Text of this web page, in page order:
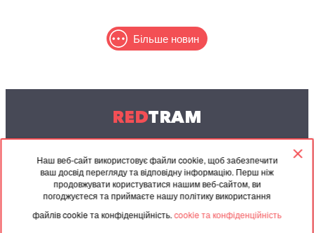
Наш веб-сайт використовує файли cookie, щоб забезпечити
ваш досвід перегляду та відповідну інформацію. Перш ніж
продовжувати користуватися нашим веб-сайтом, ви
погоджуєтеся та приймаєте нашу політику використання
файлів cookie та конфіденційність.cookie та конфіденційність
Більше новин
REDTRAM
© 2004-2026 Redtram, Ltd.
Співпраця
Партнерські
матеріали
Архів
Угода
Контакти